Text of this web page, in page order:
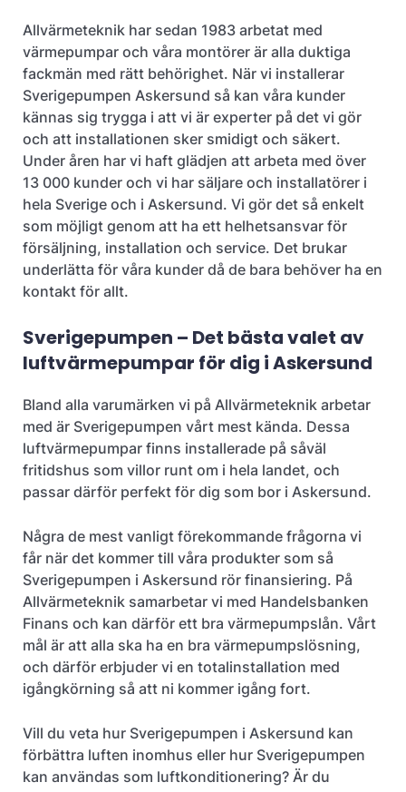
Allvärmeteknik har sedan 1983 arbetat med
värmepumpar och våra montörer är alla duktiga
fackmän med rätt behörighet. När vi installerar
Sverigepumpen Askersund så kan våra kunder
kännas sig trygga i att vi är experter på det vi gör
och att installationen sker smidigt och säkert.
Under åren har vi haft glädjen att arbeta med över
13 000 kunder och vi har säljare och installatörer i
hela Sverige och i Askersund. Vi gör det så enkelt
som möjligt genom att ha ett helhetsansvar för
försäljning, installation och service. Det brukar
underlätta för våra kunder då de bara behöver ha en
kontakt för allt.
Sverigepumpen – Det bästa valet av
luftvärmepumpar för dig i Askersund
Bland alla varumärken vi på Allvärmeteknik arbetar
med är Sverigepumpen vårt mest kända. Dessa
luftvärmepumpar finns installerade på såväl
fritidshus som villor runt om i hela landet, och
passar därför perfekt för dig som bor i Askersund.
Några de mest vanligt förekommande frågorna vi
får när det kommer till våra produkter som så
Sverigepumpen i Askersund rör finansiering. På
Allvärmeteknik samarbetar vi med Handelsbanken
Finans och kan därför ett bra värmepumpslån. Vårt
mål är att alla ska ha en bra värmepumpslösning,
och därför erbjuder vi en totalinstallation med
igångkörning så att ni kommer igång fort.
Vill du veta hur Sverigepumpen i Askersund kan
förbättra luften inomhus eller hur Sverigepumpen
kan användas som luftkonditionering? Är du